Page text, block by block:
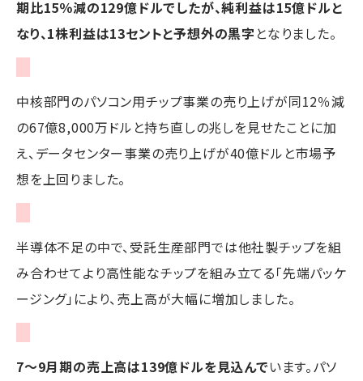
期比15％減の129億ドルでしたが、純利益は15億ドルと
なり、1株利益は13セントと予想外の黒字 となりました。
中核部門のパソコン用チップ事業の売り上げが同12％減
の67億8,000万ドルと持ち直しの兆しを見せたことに加
え、データセンター事業の売り上げが40億ドルと市場予
想を上回りました。
半導体不足の中で、受託生産部門では他社製チップを組
み合わせてより高性能なチップを組み立てる「先端パッケ
ージング」により、売上高が大幅に増加しました。
7～9月期の売上高は139億ドルを見込んでいます。パソ